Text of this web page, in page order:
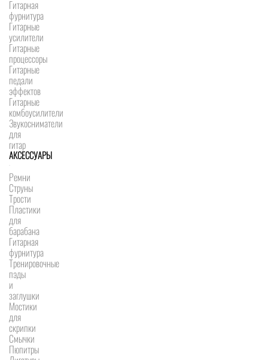
Гитарная
фурнитура
Гитарные
усилители
Гитарные
процессоры
Гитарные
педали
эффектов
Гитарные
комбоусилители
Звукосниматели
для
гитар
АКСЕССУАРЫ
Ремни
Струны
Трости
Пластики
для
барабана
Гитарная
фурнитура
Тренировочные
пэды
и
заглушки
Мостики
для
скрипки
Смычки
Пюпитры